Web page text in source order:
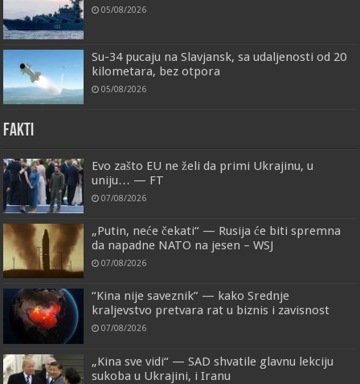
05/08/2026
Su-34 pucaju na Slavjansk, sa udaljenosti od 20
kilometara, bez otpora
05/08/2026
FAKTI
Evo zašto EU ne želi da primi Ukrajinu, u
uniju… — FT
07/08/2026
„Putin, neće čekati“ — Rusija će biti spremna
da napadne NATO na jesen – WSJ
07/08/2026
“Kina nije saveznik” — kako Srednje
kraljevstvo pretvara rat u biznis i zavisnost
07/08/2026
„Kina sve vidi“ — SAD shvatile glavnu lekciju
sukoba u Ukrajini, i Iranu